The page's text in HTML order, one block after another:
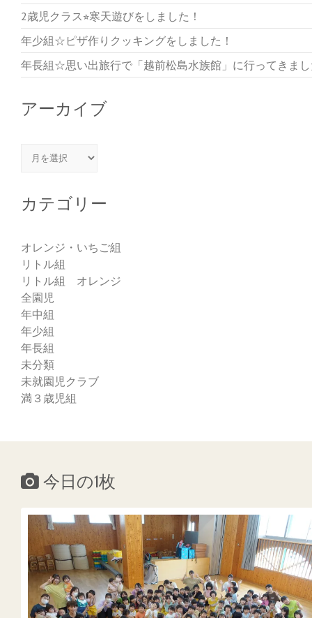
2歳児クラス⭐︎寒天遊びをしました！
年少組☆ピザ作りクッキングをしました！
年長組☆思い出旅行で「越前松島水族館」に行ってきま
アーカイブ
アーカイブ
カテゴリー
オレンジ・いちご組
リトル組
リトル組 オレンジ
全園児
年中組
年少組
年長組
未分類
未就園児クラブ
満３歳児組
今日の1枚